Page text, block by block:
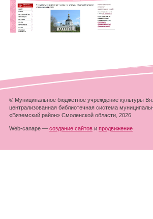
© Муниципальное бюджетное учреждение культуры
централизованная библиотечная система
«Вяземский район» Смоленской области, 2026
Web-canape — создание сайтов и продвижение